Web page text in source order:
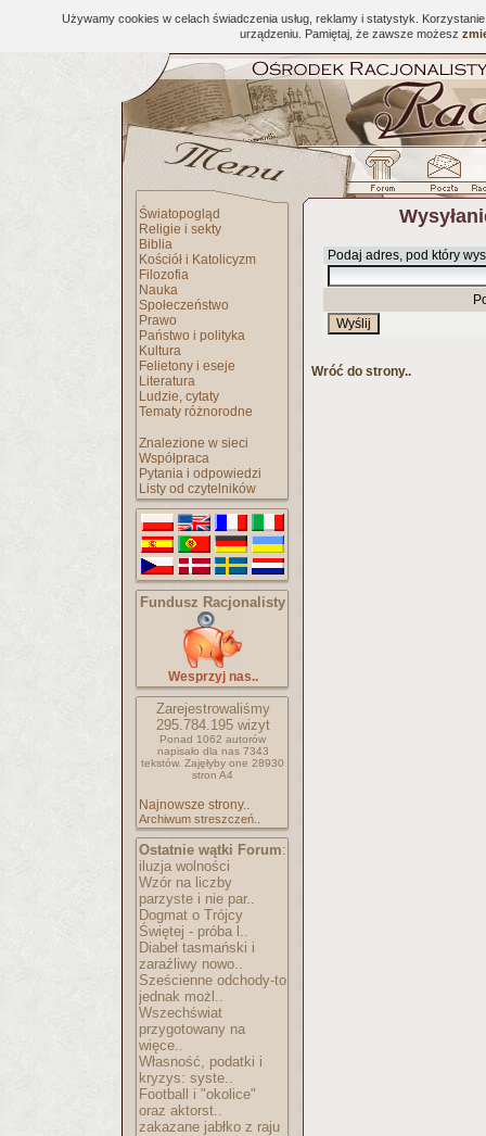
Używamy cookies w celach świadczenia usług, reklamy i statystyk.
urządzeniu. Pamiętaj, że zawsze możesz
Światopogląd
Religie i sekty
Biblia
Kościół i Katolicyzm
Filozofia
Nauka
Społeczeństwo
Prawo
Państwo i polityka
Kultura
Felietony i eseje
Literatura
Ludzie, cytaty
Tematy różnorodne
Znalezione w sieci
Współpraca
Pytania i odpowiedzi
Listy od czytelników
Fundusz Racjonalisty
Wesprzyj nas..
Zarejestrowaliśmy
295.784.195wizyt
Ponad 1062 autorów
napisało dla nas 7343
tekstów. Zajęłyby one 28930
stron A4
Najnowsze strony..
Archiwum streszczeń..
Ostatnie wątki Forum:
iluzja wolności
Wzór na liczby
parzyste i nie par..
Dogmat o Trójcy
Świętej - próba l..
Diabeł tasmański i
zaraźliwy nowo..
Sześcienne odchody-to
jednak możl..
Wszechświat
przygotowany na
więce..
Własność, podatki i
kryzys: syste..
Football i "okolice"
oraz aktorst..
zakazane jabłko z raju
Podaj adres, pod który
Wróć do strony..